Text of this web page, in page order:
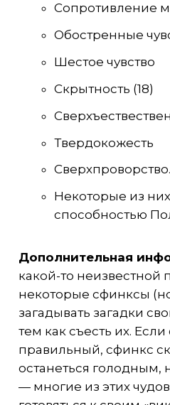
Сопротивление
Обостренные
Шестое чувство
Скрытность (18)
Твердокожесть
Сверхпроворство.
Некоторые из
способностью
Дополнительная
какой-то неизвестной
некоторые сфинксы
загадывать загадки
тем как съесть их. Если
правильный, сфинкс
останеться голодным,
— многие из этих